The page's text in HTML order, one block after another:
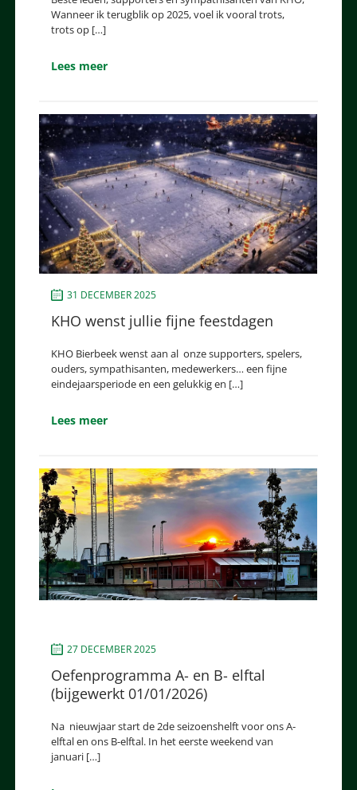
Wanneer ik terugblik op 2025, voel ik vooral trots,
trots op […]
Lees meer
31 DECEMBER 2025
KHO wenst jullie fijne feestdagen
KHO Bierbeek wenst aan al onze supporters, spelers,
ouders, sympathisanten, medewerkers… een fijne
eindejaarsperiode en een gelukkig en […]
Lees meer
27 DECEMBER 2025
Oefenprogramma A- en B- elftal
(bijgewerkt 01/01/2026)
Na nieuwjaar start de 2de seizoenshelft voor ons A-
elftal en ons B-elftal. In het eerste weekend van
januari […]